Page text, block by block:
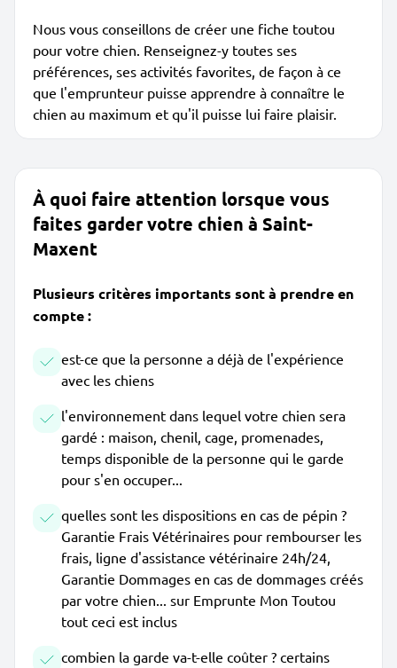
Nous vous conseillons de créer une fiche toutou
pour votre chien. Renseignez-y toutes ses
préférences, ses activités favorites, de façon à ce
que l'emprunteur puisse apprendre à connaître le
chien au maximum et qu'il puisse lui faire plaisir.
À quoi faire attention lorsque vous
faites garder votre chien à Saint-
Maxent
Plusieurs critères importants sont à prendre en
compte :
est-ce que la personne a déjà de l'expérience
avec les chiens
l'environnement dans lequel votre chien sera
gardé : maison, chenil, cage, promenades,
temps disponible de la personne qui le garde
pour s'en occuper...
quelles sont les dispositions en cas de pépin ?
Garantie Frais Vétérinaires pour rembourser les
frais, ligne d'assistance vétérinaire 24h/24,
Garantie Dommages en cas de dommages créés
par votre chien... sur Emprunte Mon Toutou
tout ceci est inclus
combien la garde va-t-elle coûter ? certains